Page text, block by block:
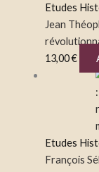
Etudes
Jean
13,00€
Etudes
François